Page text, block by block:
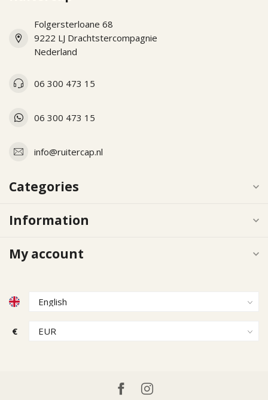
Folgersterloane 68
9222 LJ Drachtstercompagnie
Nederland
06 300 473 15
06 300 473 15
info@ruitercap.nl
Categories
Information
My account
€